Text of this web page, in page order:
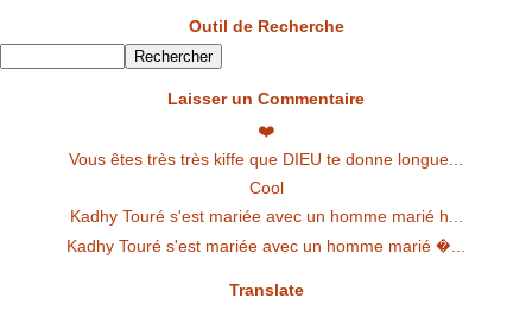
Outil de Recherche
Laisser un Commentaire
❤️
Vous êtes très très kiffe que DIEU te donne longue...
Cool
Kadhy Touré s'est mariée avec un homme marié h...
Kadhy Touré s'est mariée avec un homme marié �...
Translate